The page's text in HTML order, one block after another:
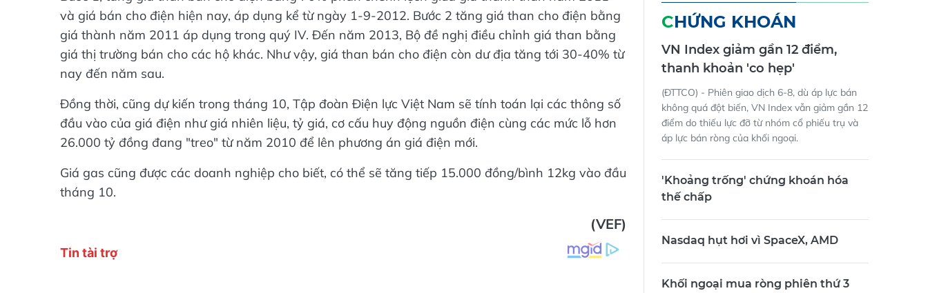
và giá bán cho điện hiện nay, áp dụng kể từ ngày 1-9-2012. Bước 2 tăng giá than cho điện bằng
giá thành năm 2011 áp dụng trong quý IV. Đến năm 2013, Bộ đề nghị điều chỉnh giá than bằng
giá thị trường bán cho các hộ khác. Như vậy, giá than bán cho điện còn dư địa tăng tới 30-40% từ
nay đến năm sau.
Đồng thời, cũng dự kiến trong tháng 10, Tập đoàn Điện lực Việt Nam sẽ tính toán lại các thông số
đầu vào của giá điện như giá nhiên liệu, tỷ giá, cơ cấu huy động nguồn điện cùng các mức lỗ hơn
26.000 tỷ đồng đang "treo" từ năm 2010 để lên phương án giá điện mới.
Giá gas cũng được các doanh nghiệp cho biết, có thể sẽ tăng tiếp 15.000 đồng/bình 12kg vào đầu
tháng 10.
(VEF)
CHỨNG KHOÁN
VN Index giảm gần 12 điểm,
thanh khoản 'co hẹp'
(ĐTTCO) - Phiên giao dịch 6-8, dù áp lực bán
không quá đột biến, VN Index vẫn giảm gần 12
điểm do thiếu lực đỡ từ nhóm cổ phiếu trụ và
áp lực bán ròng của khối ngoại.
'Khoảng trống' chứng khoán hóa
thế chấp
Nasdaq hụt hơi vì SpaceX, AMD
Khối ngoại mua ròng phiên thứ 3